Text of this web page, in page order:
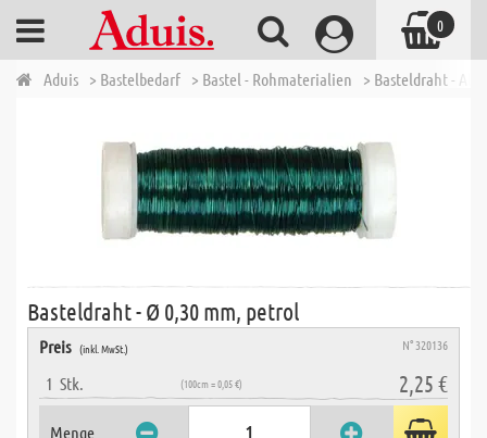
Aduis > Bastelbedarf > Bastel - Rohmaterialien > Basteldraht -
Basteldraht - Ø 0,30 mm, petrol
Preis (inkl. MwSt.) N° 320136
1 Stk. (100cm = 0,05 €) 2,25 €
Menge
0